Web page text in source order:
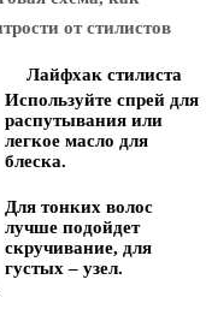
Лайфхак стилиста
Используйте спрей для
распутывания или
легкое масло для
блеска.
Для тонких волос
лучше подойдет
скручивание, для
густых – узел.